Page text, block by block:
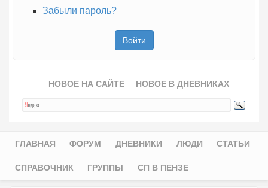
Забыли пароль?
НОВОЕ НА САЙТЕ НОВОЕ В ДНЕВНИКАХ
Главное меню
ГЛАВНАЯ ФОРУМ ДНЕВНИКИ ЛЮДИ СТАТЬИ
СПРАВОЧНИК ГРУППЫ СП В ПЕНЗЕ